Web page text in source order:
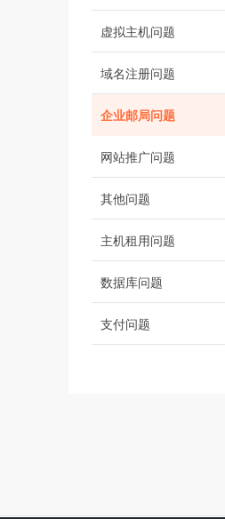
虚拟主机问题
域名注册问题
企业邮局问题
网站推广问题
其他问题
主机租用问题
数据库问题
支付问题